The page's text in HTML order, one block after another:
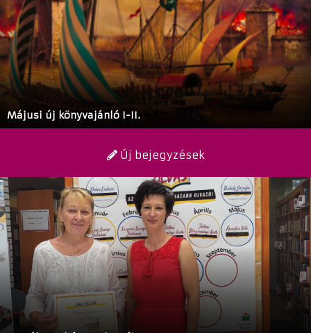
Májusi új könyvajánló I-II.
Új bejegyzések